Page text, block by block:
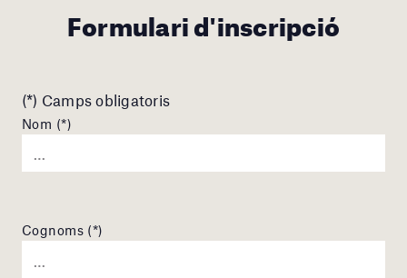
Formulari d'inscripció
(*) Camps obligatoris
Nom (*)
Cognoms (*)